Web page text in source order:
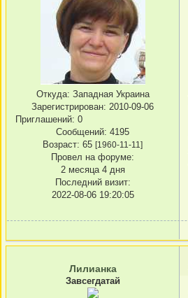
Откуда: Западная Украина
Зарегистрирован: 2010-09-06
Приглашений: 0
Сообщений: 4195
Возраст: 65 [1960-11-11]
Провел на форуме:
2 месяца 4 дня
Последний визит:
2022-08-06 19:20:05
Лилианка
Завсегдатай